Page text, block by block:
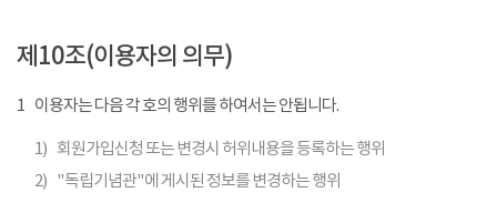
제10조(이용자의 의무)
1 이용자는 다음 각 호의 행위를 하여서는 안됩니다.
1) 회원가입신청 또는 변경시 허위내용을 등록하는 행위
2) "독립기념관"에 게시된 정보를 변경하는 행위